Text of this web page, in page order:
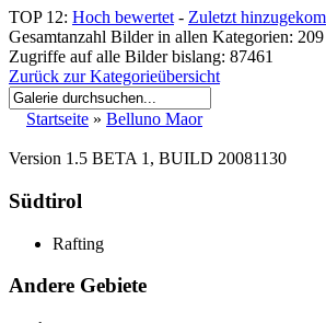
TOP 12: Hoch bewertet - Zuletzt
Gesamtanzahl Bilder in allen Kategorien: 209
Zugriffe auf alle Bilder bislang: 87461
Zurück zur Kategorieübersicht
Startseite » Belluno Maor
Version 1.5 BETA 1, BUILD 20081130
Südtirol
Rafting
Andere Gebiete